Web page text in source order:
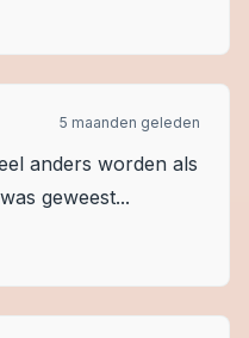
5 maanden geleden
anders worden als
geweest...